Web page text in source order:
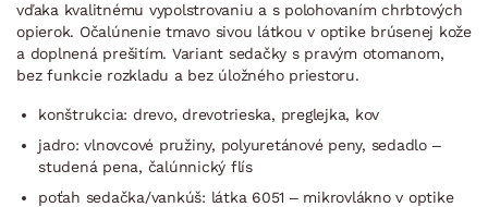
vďaka kvalitnému vypolstrovaniu a s polohovaním chrbtových
opierok. Očalúnenie tmavo sivou látkou v optike brúsenej kože
a doplnená prešitím. Variant sedačky s pravým otomanom,
bez funkcie rozkladu a bez úložného priestoru.
konštrukcia: drevo, drevotrieska, preglejka, kov
jadro: vlnovcové pružiny, polyuretánové peny, sedadlo –
studená pena, čalúnnický flís
poťah sedačka/vankúš: látka 6051 – mikrovlákno v optike